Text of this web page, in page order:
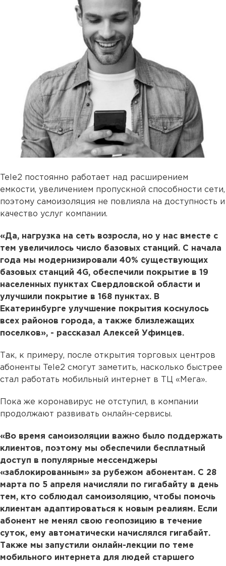
Tele2 постоянно работает над расширением
емкости, увеличением пропускной способности сети,
поэтому самоизоляция не повлияла на доступность и
качество услуг компании.
«Да, нагрузка на сеть возросла, но у нас вместе с
тем увеличилось число базовых станций. С начала
года мы модернизировали 40% существующих
базовых станций 4G, обеспечили покрытие в 19
населенных пунктах Свердловской области и
улучшили покрытие в 168 пунктах. В
Екатеринбурге улучшение покрытия коснулось
всех районов города, а также близлежащих
поселков», - рассказал Алексей Уфимцев.
Так, к примеру, после открытия торговых центров
абоненты Tele2 смогут заметить, насколько быстрее
стал работать мобильный интернет в ТЦ «Мега».
Пока же коронавирус не отступил, в компании
продолжают развивать онлайн-сервисы.
«Во время самоизоляции важно было поддержать
клиентов, поэтому мы обеспечили бесплатный
доступ в популярные мессенджеры
«заблокированным» за рубежом абонентам. С 28
марта по 5 апреля начисляли по гигабайту в день
тем, кто соблюдал самоизоляцию, чтобы помочь
клиентам адаптироваться к новым реалиям. Если
абонент не менял свою геопозицию в течение
суток, ему автоматически начислялся гигабайт.
Также мы запустили онлайн-лекции по теме
мобильного интернета для людей старшего